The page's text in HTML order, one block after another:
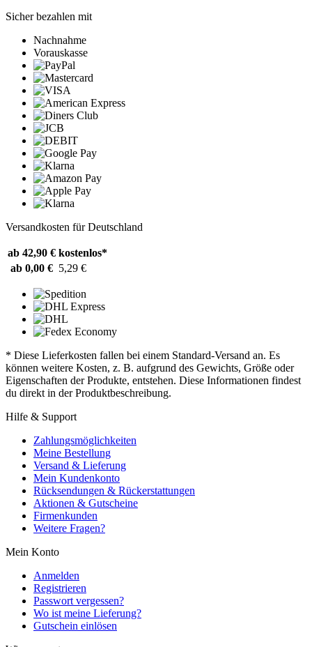
Sicher bezahlen mit
Nachnahme
Vorauskasse
Versandkosten für Deutschland
ab 42,90 € kostenlos*
ab 0,00 € 5,29 €
* Diese Lieferkosten fallen bei einem Standard-Versand an. Es
können weitere Kosten, z. B. aufgrund des Gewichts, Größe oder
Eigenschaften der Produkte, entstehen. Diese Informationen findest
du direkt in der Produktbeschreibung.
Hilfe & Support
Zahlungsmöglichkeiten
Meine Bestellung
Versand & Lieferung
Mein Kundenkonto
Rücksendungen & Rückerstattungen
Aktionen & Gutscheine
Firmenkunden
Weitere Fragen?
Mein Konto
Anmelden
Registrieren
Passwort vergessen?
Wo ist meine Lieferung?
Gutschein einlösen